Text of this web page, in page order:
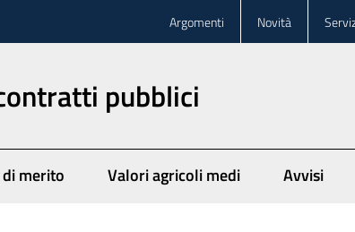
Argomenti Novità
pubblici
merito Valori agricoli medi Avvisi